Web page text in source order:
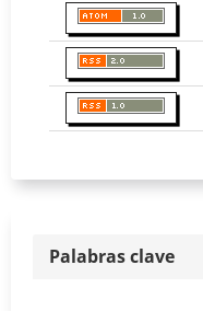
Palabras clave